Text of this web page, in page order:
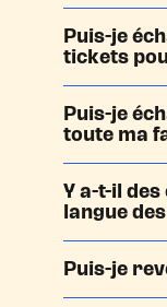
Puis-je
tickets
Puis-je
toute ma
Y a-t-il
langue
Puis-je